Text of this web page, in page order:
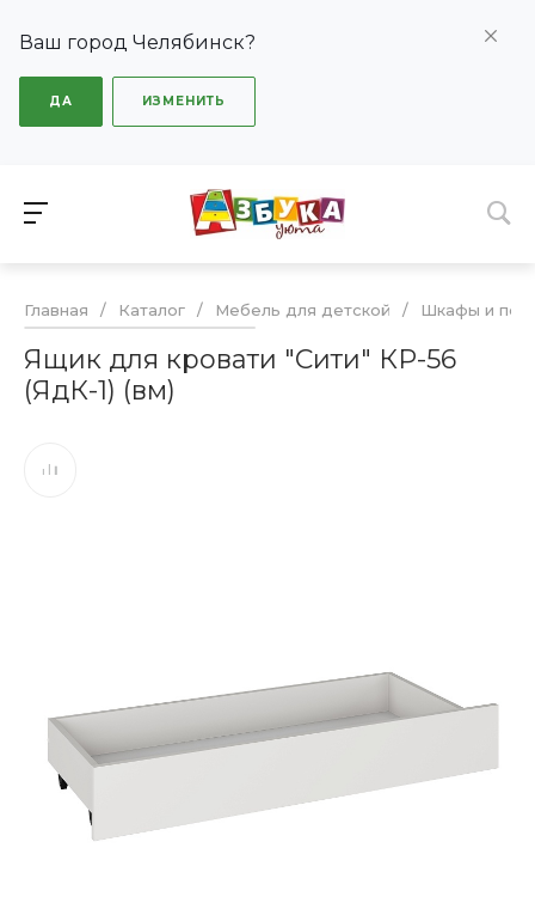
Ваш город Челябинск?
ДА ИЗМЕНИТЬ
Главная / Каталог / Мебель для детской / Шкафы и
Ящик для кровати "Сити" КР-56
(ЯдК-1) (вм)